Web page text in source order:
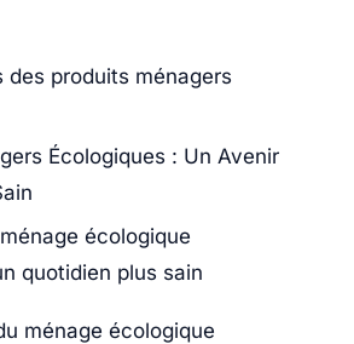
des produits ménagers
Écologiques : Un Avenir
écologique
quotidien plus sain
ménage écologique